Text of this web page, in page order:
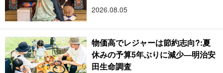
2026.08.05
物価高でレジャーは節約志向?:夏
休みの予算5年ぶりに減少―明治安
田生命調査